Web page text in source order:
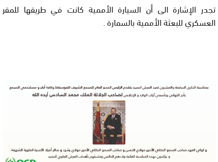
تجدر الإشارة الى أن السيارة الأممية كانت في طريقها للمقر
العسكري للبعثة الأممية بالسمارة .